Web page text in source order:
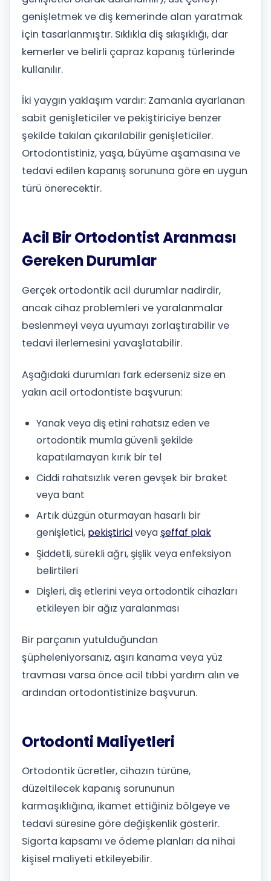
genişletmek ve diş kemerinde alan yaratmak
için tasarlanmıştır. Sıklıkla diş sıkışıklığı, dar
kemerler ve belirli çapraz kapanış türlerinde
kullanılır.
İki yaygın yaklaşım vardır: Zamanla ayarlanan
sabit genişleticiler ve pekiştiriciye benzer
şekilde takılan çıkarılabilir genişleticiler.
Ortodontistiniz, yaşa, büyüme aşamasına ve
tedavi edilen kapanış sorununa göre en uygun
türü önerecektir.
Acil Bir Ortodontist Aranması
Gereken Durumlar
Gerçek ortodontik acil durumlar nadirdir,
ancak cihaz problemleri ve yaralanmalar
beslenmeyi veya uyumayı zorlaştırabilir ve
tedavi ilerlemesini yavaşlatabilir.
Aşağıdaki durumları fark ederseniz size en
yakın acil ortodontiste başvurun:
Yanak veya diş etini rahatsız eden ve
ortodontik mumla güvenli şekilde
kapatılamayan kırık bir tel
Ciddi rahatsızlık veren gevşek bir braket
veya bant
Artık düzgün oturmayan hasarlı bir
genişletici, pekiştiriciveyaşeffaf plak
Şiddetli, sürekli ağrı, şişlik veya enfeksiyon
belirtileri
Dişleri, diş etlerini veya ortodontik cihazları
etkileyen bir ağız yaralanması
Bir parçanın yutulduğundan
şüpheleniyorsanız, aşırı kanama veya yüz
travması varsa önce acil tıbbi yardım alın ve
ardından ortodontistinize başvurun.
Ortodonti Maliyetleri
Ortodontik ücretler, cihazın türüne,
düzeltilecek kapanış sorununun
karmaşıklığına, ikamet ettiğiniz bölgeye ve
tedavi süresine göre değişkenlik gösterir.
Sigorta kapsamı ve ödeme planları da nihai
kişisel maliyeti etkileyebilir.